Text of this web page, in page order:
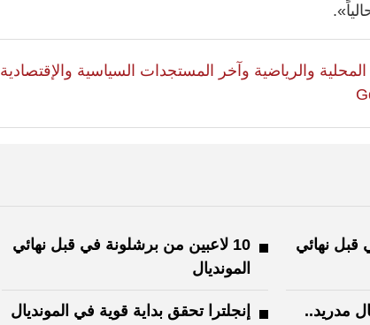
المحلية والرياضية وآخر المستجدات السياسية والإقتصادية
قبل نهائي
10 لاعبين من برشلونة في قبل نهائي
المونديال
مدريد..
إنجلترا تحقق بداية قوية في المونديال